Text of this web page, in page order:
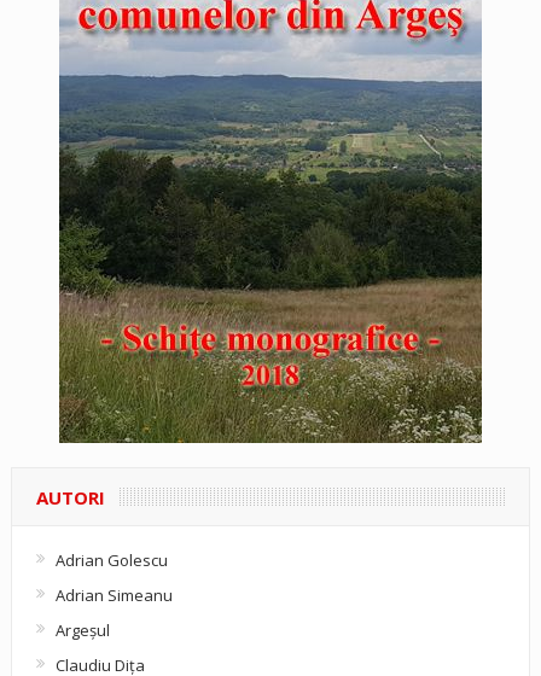
AUTORI
Adrian Golescu
Adrian Simeanu
Argeşul
Claudiu Diţa